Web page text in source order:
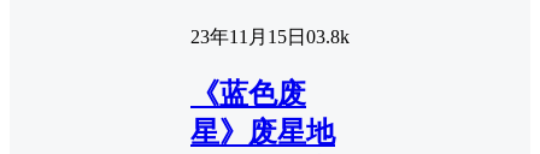
23年11月15日 03.8k
《蓝色废
星》废星地